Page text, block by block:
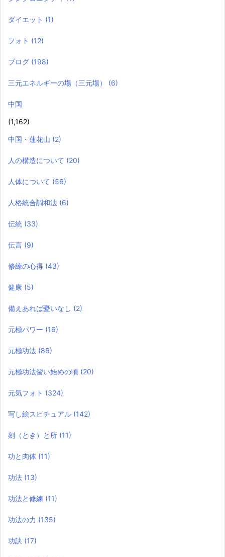
ダイエット (1)
フォト (12)
ブログ (198)
三元エネルギーの場（三元場） (6)
中国
(1,162)
中国・蓮花山 (2)
人の構造について (20)
人体について (56)
人格統合調和法 (6)
伝統 (33)
伝言 (9)
修練の心得 (43)
健康 (5)
備えあれば憂いなし (2)
元極パワー (16)
元極功法 (86)
元極功法習い始めの頃 (20)
元気フォト (324)
写し絵スピチュアル (142)
刻（とき）と所 (11)
功と肉体 (11)
功法 (13)
功法と修練 (11)
功法の力 (135)
功訣 (17)